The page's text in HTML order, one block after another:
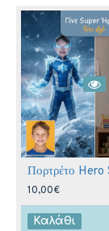
10,00€
Καλάθι